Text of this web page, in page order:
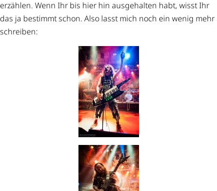
erzählen. Wenn Ihr bis hier hin ausgehalten habt, wisst Ihr
das ja bestimmt schon. Also lasst mich noch ein wenig mehr
schreiben: